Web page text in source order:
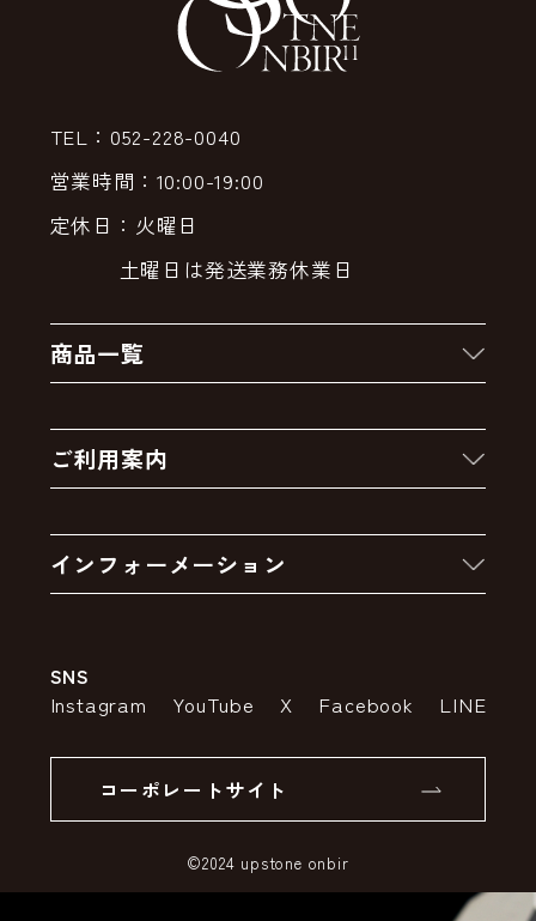
TEL：052-228-0040
営業時間：10:00-19:00
定休日：火曜日
土曜日は発送業務休業日
商品一覧
クーポン
卸販売・大量注文
ご利用案内
お支払いについて
ポイントについて
インフォーメーション
特定商取引法の表示
SSLサーバー証明書とは
SNS
Instagram YouTube X Facebook LINE
コーポレートサイト
©2024 upstone onbir